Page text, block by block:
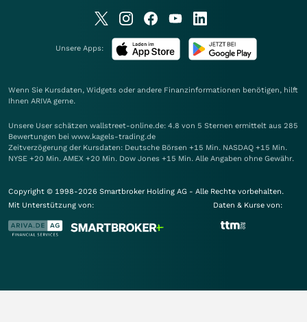
Unsere Apps:
Wenn Sie Kursdaten, Widgets oder andere Finanzinformationen benötigen, hilft
Ihnen ARIVA gerne.
Unsere User schätzen wallstreet-online.de: 4.8 von 5 Sternen ermittelt aus 285
Bewertungen bei www.kagels-trading.de
Zeitverzögerung der Kursdaten: Deutsche Börsen +15 Min. NASDAQ +15 Min.
NYSE +20 Min. AMEX +20 Min. Dow Jones +15 Min. Alle Angaben ohne Gewähr.
Copyright © 1998-2026 Smartbroker Holding AG - Alle Rechte vorbehalten.
Mit Unterstützung von:
Daten & Kurse von: